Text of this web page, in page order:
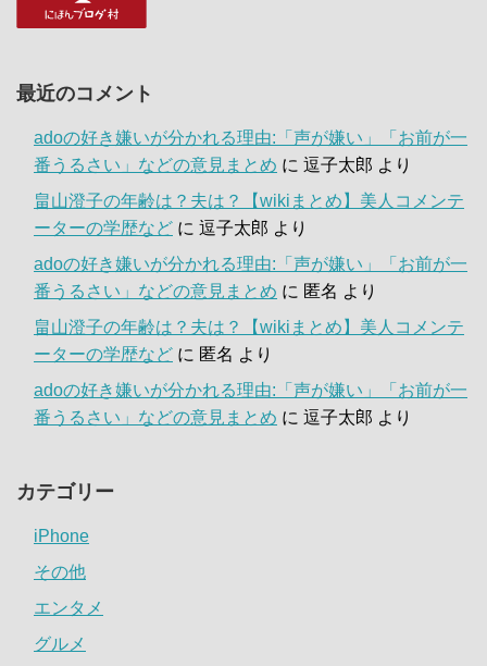
最近のコメント
adoの好き嫌いが分かれる理由:「声が嫌い」「お前が一
番うるさい」などの意見まとめ に 逗子太郎 より
畠山澄子の年齢は？夫は？【wikiまとめ】美人コメンテ
ーターの学歴など に 逗子太郎 より
adoの好き嫌いが分かれる理由:「声が嫌い」「お前が一
番うるさい」などの意見まとめ に 匿名 より
畠山澄子の年齢は？夫は？【wikiまとめ】美人コメンテ
ーターの学歴など に 匿名 より
adoの好き嫌いが分かれる理由:「声が嫌い」「お前が一
番うるさい」などの意見まとめ に 逗子太郎 より
カテゴリー
iPhone
その他
エンタメ
グルメ